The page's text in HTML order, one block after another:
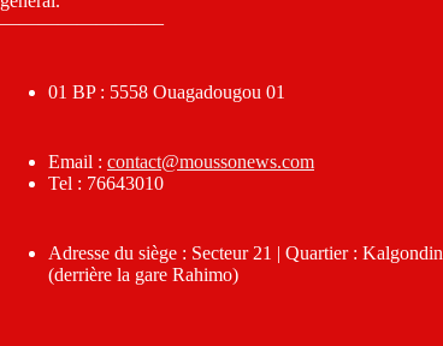
————————–
01 BP : 5558 Ouagadougou 01
Email : contact@moussonews.com
Tel : 76643010
Adresse du siège : Secteur 21 | Quartier : Kalgondin
(derrière la gare Rahimo)